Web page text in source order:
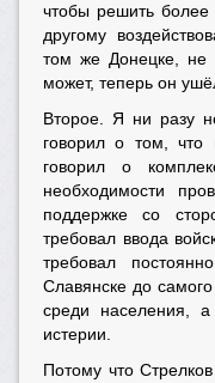
чтобы решить
другому
том же Донецке, не
может, теперь он
Второе. Я ни разу
говорил о том, что
говорил о
необходимости
поддержке со
требовал ввода
требовал
Славянске до
среди населения,
истерии.
Потому что